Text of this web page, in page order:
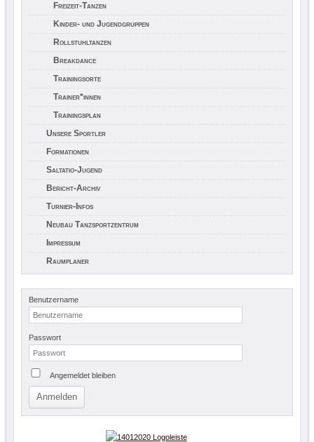
Freizeit-Tanzen
Kinder- und Jugendgruppen
Rollstuhltanzen
Breakdance
Trainingsorte
Trainer*innen
Trainingsplan
Unsere Sportler
Formationen
Saltatio-Jugend
Bericht-Archiv
Turnier-Infos
Neubau Tanzsportzentrum
Impressum
Raumplaner
Benutzername
Passwort
Angemeldet bleiben